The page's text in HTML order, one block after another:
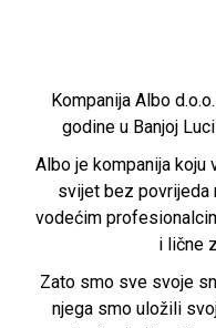
Kompanija Albo
godine u Banjoj
Albo je kompanija koju
svijet bez povrijeda
vodećim
i lične
Zato smo sve svoje
njega smo uložili